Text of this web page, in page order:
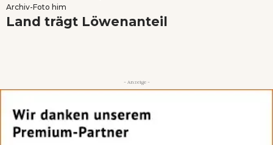
Archiv-Foto him
Land trägt Löwenanteil
- Anzeige -